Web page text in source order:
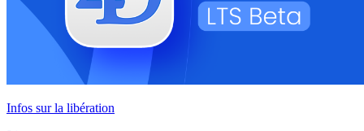
Infos sur la libération